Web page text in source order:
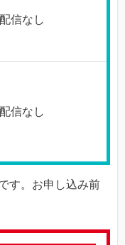
配信なし
配信なし
す。お申し込み前